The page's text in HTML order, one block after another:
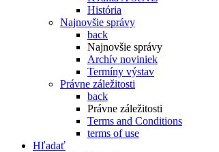
História
Najnovšie správy
back
Najnovšie správy
Archív noviniek
Termíny výstav
Právne záležitosti
back
Právne záležitosti
Terms and Conditions
terms of use
Hľadať